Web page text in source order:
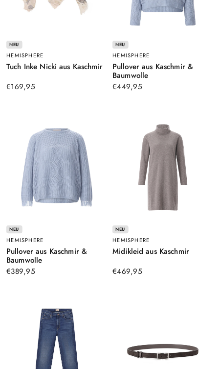
NEU
HEMISPHERE
Tuch Inke Nicki aus Kaschmir–
Beige
€169,95
NEU
HEMISPHERE
Pullover aus Kaschmir &
Baumwolle–
€449,95
NEU
HEMISPHERE
Pullover aus Kaschmir &
Baumwolle–
€389,95
NEU
HEMISPHERE
Midikleid aus Kaschmir–
€469,95